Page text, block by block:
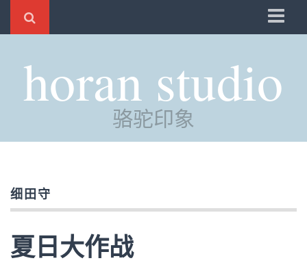
时光
评分
管理
horan studio
骆驼印象
细田守
夏日大作战